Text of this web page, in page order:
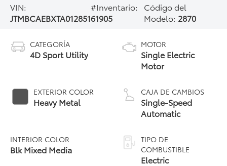
VIN:
JTMBCAEBXTA012851
#Inventario:
61905
Código del
Modelo: 2870
CATEGORÍA
4D Sport Utility
EXTERIOR COLOR
Heavy Metal
INTERIOR COLOR
Blk Mixed Media
MOTOR
Single Electric
Motor
CAJA DE CAMBIOS
Single-Speed
Automatic
TIPO DE
COMBUSTIBLE
Electric